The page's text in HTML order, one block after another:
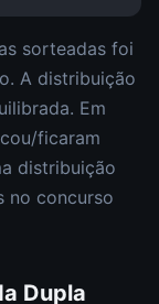
sorteadas foi
A distribuição
. Em
ficaram
distribuição
no concurso
Dupla